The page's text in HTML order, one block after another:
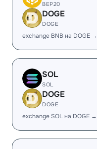
BEP20
DOGE
DOGE
exchange BNB на DOGE →
SOL
SOL
DOGE
DOGE
exchange SOL на DOGE →